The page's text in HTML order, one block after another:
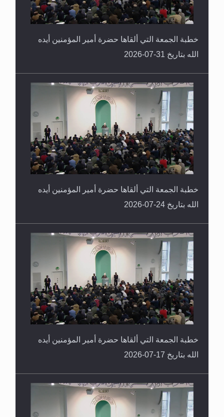
خطبة الجمعة التي ألقاها حضرة أمير المؤمنين أيده
الله بتاريخ 31-07-2026
خطبة الجمعة التي ألقاها حضرة أمير المؤمنين أيده
الله بتاريخ 24-07-2026
خطبة الجمعة التي ألقاها حضرة أمير المؤمنين أيده
الله بتاريخ 17-07-2026